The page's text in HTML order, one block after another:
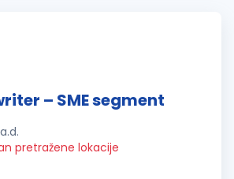
– SME segment
pretražene lokacije